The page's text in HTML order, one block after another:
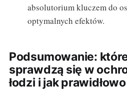
absolutorium kluczem do
optymalnych efektów.
Podsumowanie:
sprawdzą się w
łodzi i jak